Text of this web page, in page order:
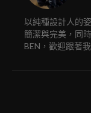
以純種設計人的
簡潔與完美，同
BEN，歡迎跟著